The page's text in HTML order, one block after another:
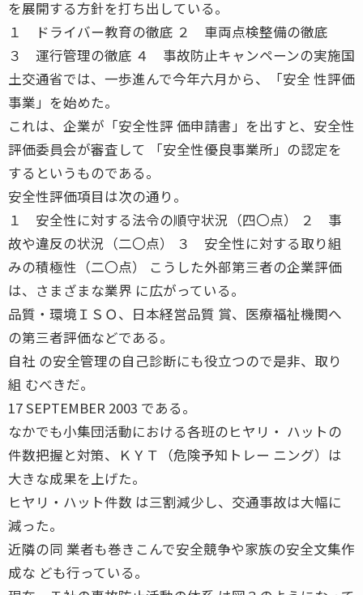
を展開する方針を打ち出している。
１ ドライバー教育の徹底 ２ 車両点検整備の徹底
３ 運行管理の徹底 ４ 事故防止キャンペーンの実施国
土交通省では、一歩進んで今年六月から、「安全 性評価
事業」を始めた。
これは、企業が「安全性評 価申請書」を出すと、安全性
評価委員会が審査して 「安全性優良事業所」の認定を
するというものである。
安全性評価項目は次の通り。
１ 安全性に対する法令の順守状況（四〇点） ２ 事
故や違反の状況（二〇点） ３ 安全性に対する取り組
みの積極性（二〇点） こうした外部第三者の企業評価
は、さまざまな業界 に広がっている。
品質・環境ＩＳＯ、日本経営品質 賞、医療福祉機関へ
の第三者評価などである。
自社 の安全管理の自己診断にも役立つので是非、取り
組 むべきだ。
17 SEPTEMBER 2003 である。
なかでも小集団活動における各班のヒヤリ・ ハットの
件数把握と対策、ＫＹＴ（危険予知トレー ニング）は
大きな成果を上げた。
ヒヤリ・ハット件数 は三割減少し、交通事故は大幅に
減った。
近隣の同 業者も巻きこんで安全競争や家族の安全文集作
成な ども行っている。